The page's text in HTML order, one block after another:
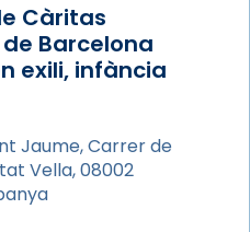
Càritas
Barcelona
exili, infància
Jaume, Carrer de
Vella, 08002